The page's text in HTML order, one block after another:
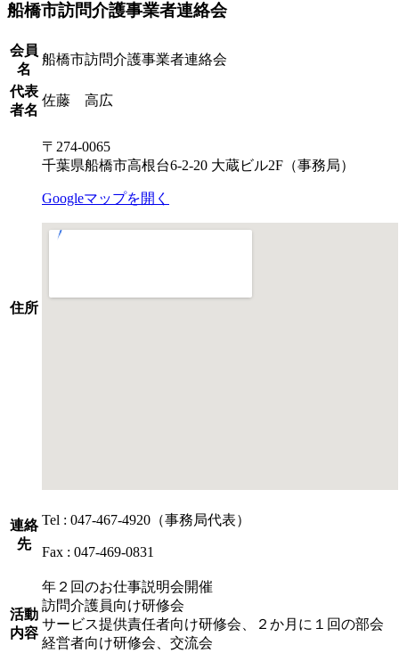
船橋市訪問介護事業者連絡会
会員
名
船橋市訪問介護事業者連絡会
代表
者名
佐藤 高広
住所
〒274-0065
千葉県船橋市高根台6-2-20 大蔵ビル2F（事務局）
Googleマップを開く
連絡
先
Tel : 047-467-4920（事務局代表）
Fax : 047-469-0831
活動
内容
年２回のお仕事説明会開催
訪問介護員向け研修会
サービス提供責任者向け研修会、２か月に１回の部会
経営者向け研修会、交流会